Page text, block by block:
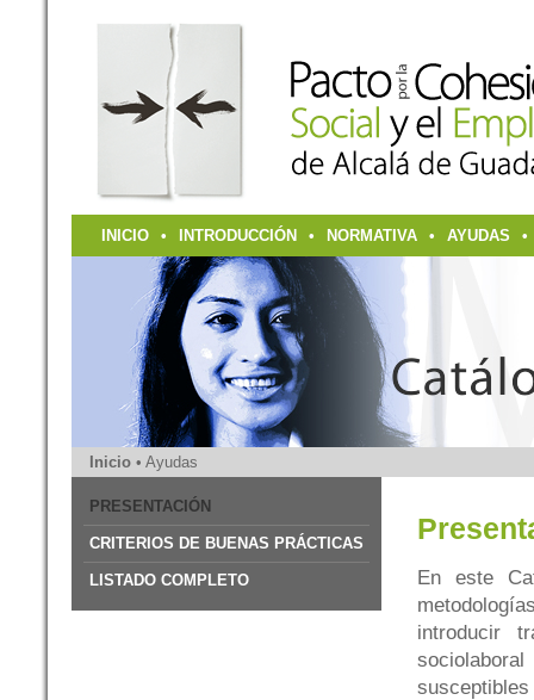
INICIO • INTRODUCCIÓN • NORMATIVA • AYUDAS •
Inicio • Ayudas
PRESENTACIÓN
CRITERIOS DE BUENAS PRÁCTICAS
LISTADO COMPLETO
En este
introducir